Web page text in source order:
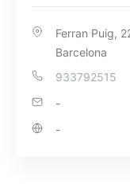
Ferran Puig,
Barcelona
933792515
-
-